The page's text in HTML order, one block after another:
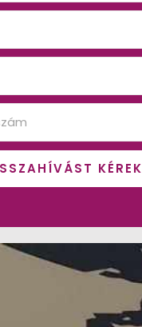
KÉREK